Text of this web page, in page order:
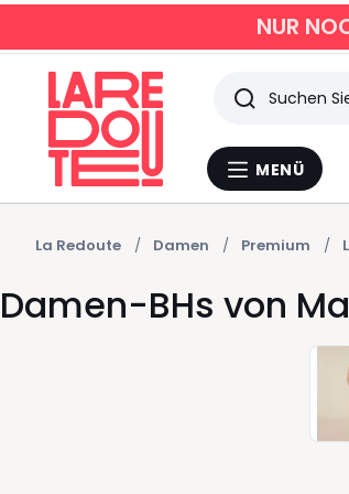
NUR
Menü
MENÜ
Suchen
Zuletzt
Artikel
La Redoute Damen Premium
Damen-BHs von